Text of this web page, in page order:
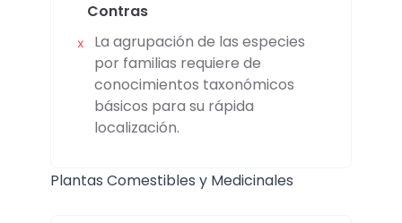
Contras
La agrupación de las especies
por familias requiere de
conocimientos taxonómicos
básicos para su rápida
localización.
Plantas Comestibles y Medicinales